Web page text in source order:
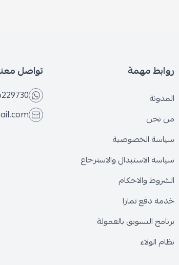
روابط مهمة
المدونة
من نحن
سياسة الخصوصية
سياسة الاستبدال والاسترجاع
الشروط والاحكام
خدمة دفع تمارا
برنامج التسويق بالعمولة
نظام الولاء
تواصل